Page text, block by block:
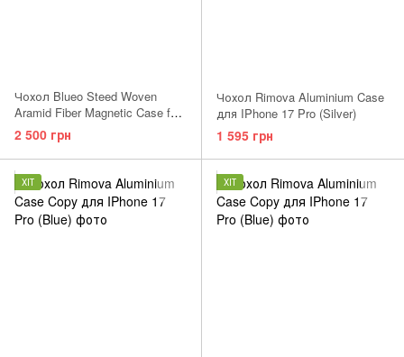
Чохол Blueo Steed Woven
Aramid Fiber Magnetic Case for
iPhone 17 Pro Max Orange
2 500 грн
Чохол Rimova Aluminium Case
для IPhone 17 Pro (Silver)
1 595 грн
ХІТ ХІТ